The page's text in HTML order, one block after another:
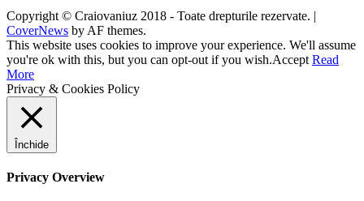
Copyright © Craiovaniuz 2018 - Toate drepturile rezervate. |
CoverNews by AF themes.
This website uses cookies to improve your experience. We'll assume
you're ok with this, but you can opt-out if you wish.Accept Read
More
Privacy & Cookies Policy
Închide
Privacy Overview